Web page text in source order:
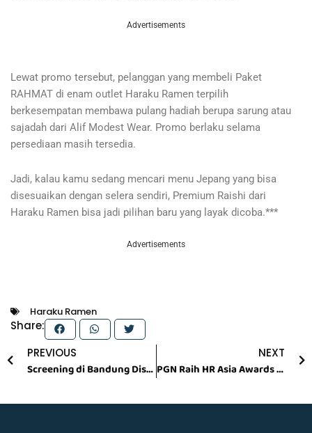
Advertisements
Lewat promo tersebut, pelanggan yang membeli Paket
RAHMAT di enam outlet Haraku Ramen terpilih
berkesempatan membawa pulang hadiah berupa sarung atau
sajadah dari Alif Modest Wear. Promo berlaku selama
persediaan masih tersedia.
Jadi, kalau kamu sedang mencari menu Jepang yang bisa
disesuaikan dengan selera sendiri, Premium Raishi dari
Haraku Ramen bisa jadi pilihan baru yang layak dicoba.***
Advertisements
Haraku Ramen
Share:
PrevPREVIOUS
Screening di Bandung Disambut Antusias, “Nobody Loves Kay” Bawa Kisah Inspiratif ONIC Kairi ke Layar Lebar
NEXT
PGN Raih HR Asia Awards 2026, Dinilai Sukses Bangun Budaya Kerja Sehat dan Inklusif